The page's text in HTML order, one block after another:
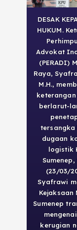
DESAK
HUKUM.
Advokat
(PERADI)
Raya,
M.H.,
berlarut-
tersangka
dugaan
logistik
Sumenep,
(23/03/
Syafrawi
Kejaksaan
Sumenep
kerugian